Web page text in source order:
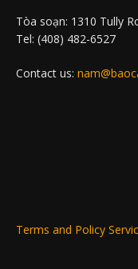
Tòa soạn: 1310 Tully
Tel: (408) 482-6527
Contact us:
Terms and Policy